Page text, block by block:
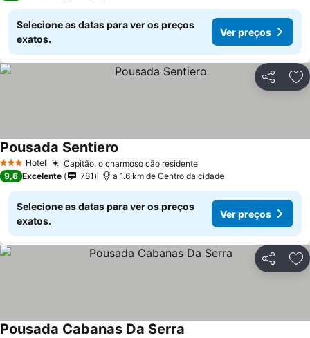
Selecione as datas para ver os preços
exatos.
Ver preços
Partilhar
3 EstrelasHotel Capitão, o charmoso cão residente
Pousada Sentiero
9,6 Excelente 781 a 1.6 km de Centro da cidade
Selecione as datas para ver os preços
exatos.
Ver preços
Partilhar
Pousada Cabanas Da Serra